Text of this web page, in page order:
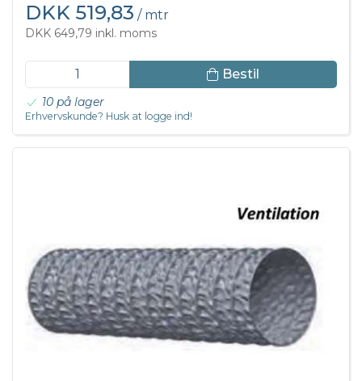
DKK 519,83 / mtr
DKK 649,79 inkl. moms
Bestil
10 på lager
Erhvervskunde? Husk at logge ind!